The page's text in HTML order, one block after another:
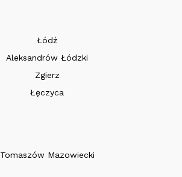
Łódź
Aleksandrów Łódzki
Zgierz
Łęczyca
Tomaszów Mazowiecki